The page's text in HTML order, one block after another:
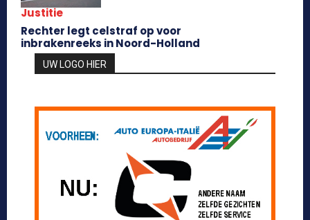
Justitie
Rechter legt celstraf op voor
inbrakenreeks in Noord-Holland
UW LOGO HIER